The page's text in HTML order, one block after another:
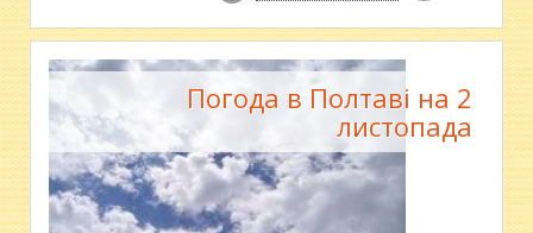
Погода в Полтаві на 2
листопада